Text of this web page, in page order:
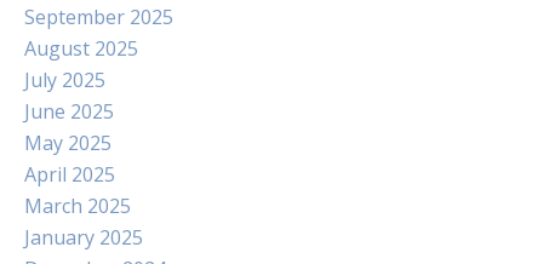
September 2025
August 2025
July 2025
June 2025
May 2025
April 2025
March 2025
January 2025